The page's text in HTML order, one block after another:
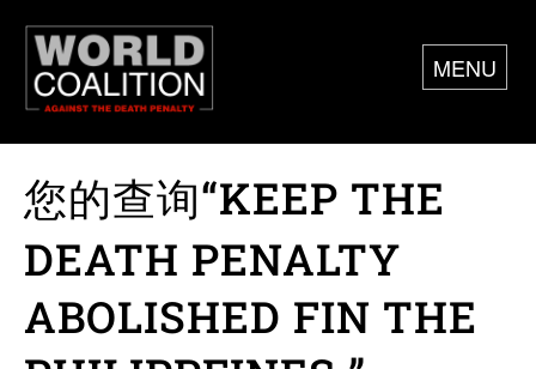
MENU
您的查询“KEEP THE
DEATH PENALTY
ABOLISHED FIN THE